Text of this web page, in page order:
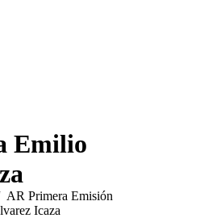
Emilio
AR Primera Emisión
Icaza